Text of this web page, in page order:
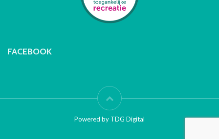
FACEBOOK
Powered by TDG Digital